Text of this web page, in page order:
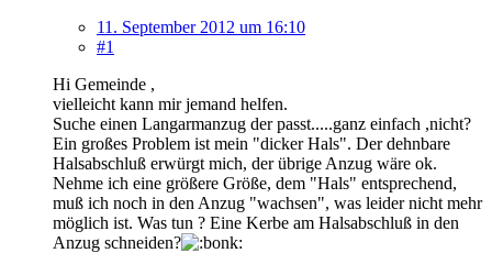
11. September 2012 um 16:10
#1
Hi Gemeinde ,
vielleicht kann mir jemand helfen.
Suche einen Langarmanzug der passt.....ganz einfach ,nicht?
Ein großes Problem ist mein "dicker Hals". Der dehnbare
Halsabschluß erwürgt mich, der übrige Anzug wäre ok.
Nehme ich eine größere Größe, dem "Hals" entsprechend,
muß ich noch in den Anzug "wachsen", was leider nicht mehr
möglich ist. Was tun ? Eine Kerbe am Halsabschluß in den
Anzug schneiden?